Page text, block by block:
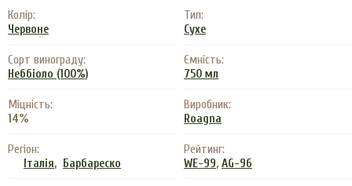
Колір:
Червоне
Тип:
Сухе
Сорт винограду:
Неббіоло (100%)
Ємність:
750 мл
Міцність:
14%
Виробник:
Roagna
Регіон:
Італія, Барбареско
Рейтинг:
WE-99, AG-96